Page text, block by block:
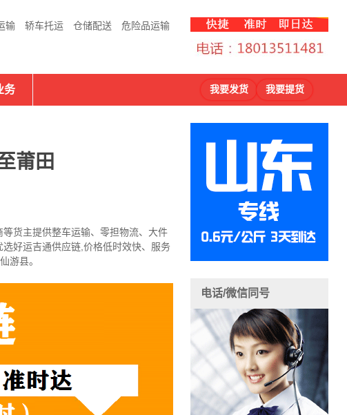
输 轿车托运 仓储配送 危险品运输
务 我要发货 我要提货
莆田
货主提供整车运输、零担物流、大件
好运吉通供应链,价格低时效快、服务
游县。
电话/微信同号